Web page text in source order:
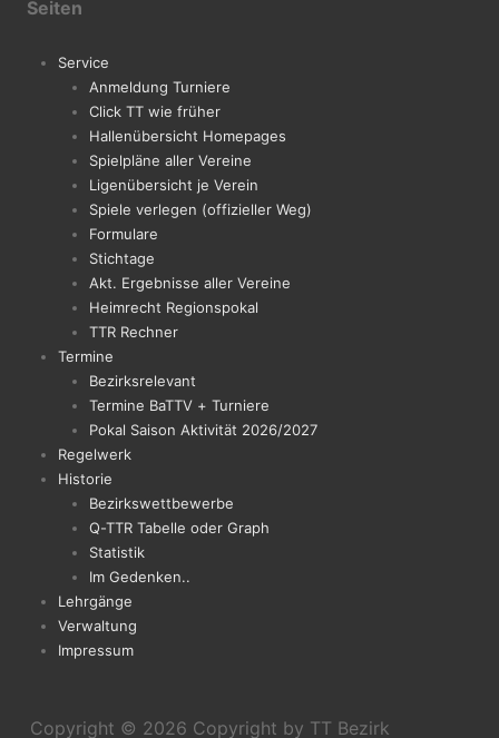
Seiten
Service
Anmeldung Turniere
Click TT wie früher
Hallenübersicht Homepages
Spielpläne aller Vereine
Ligenübersicht je Verein
Spiele verlegen (offizieller Weg)
Formulare
Stichtage
Akt. Ergebnisse aller Vereine
Heimrecht Regionspokal
TTR Rechner
Termine
Bezirksrelevant
Termine BaTTV + Turniere
Pokal Saison Aktivität 2026/2027
Regelwerk
Historie
Bezirkswettbewerbe
Q-TTR Tabelle oder Graph
Statistik
Im Gedenken..
Lehrgänge
Verwaltung
Impressum
Copyright © 2026 Copyright by TT Bezirk